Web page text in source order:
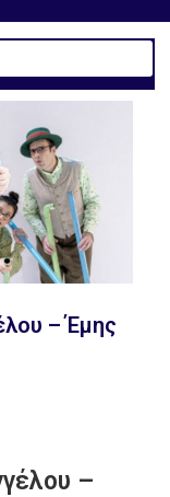
– Έμης
–